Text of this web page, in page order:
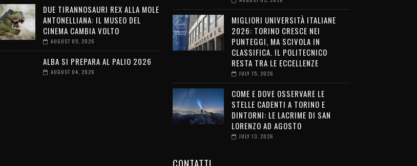
DUE TIRANNOSAURI REX ALLA MOLE
ANTONELLIANA: IL MUSEO DEL
CINEMA CAMBIA VOLTO
AUGUST 05, 2026
ALBA SI PREPARA AL PALIO 2026
AUGUST 04, 2026
MIGLIORI UNIVERSITÀ ITALIANE
2026: TORINO CRESCE NEI
PUNTEGGI, MA SCIVOLA IN
CLASSIFICA. IL POLITECNICO
RESTA TRA LE ECCELLENZE
JULY 15, 2026
COME E DOVE OSSERVARE LE
STELLE CADENTI A TORINO E
DINTORNI: LE LACRIME DI SAN
LORENZO AD AGOSTO
JULY 13, 2026
CONTATTI